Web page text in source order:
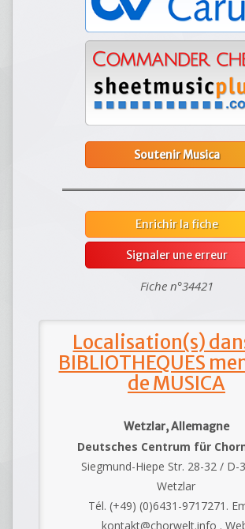
Soutenir Musica
Enrichir la fiche
Signaler une erreur
Fiche n°34421
Localisation(s)
BIBLIOTHEQUES
de MUSICA
Wetzlar, Allemagne
Deutsches Centrum für
Siegmund-Hiepe Str. 28-32 / D-
Wetzlar
Tél. (+49) (0)6431-9717271.
kontakt@chorwelt.info .